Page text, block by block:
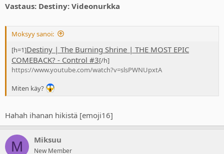
Vastaus: Destiny: Videonurkka
Moksyy sanoi:
[h=1]Destiny | The Burning Shrine | THE MOST EPIC
COMEBACK? - Control #3[/h]
https://www.youtube.com/watch?v=slsPWNUpxtA
Miten käy?
Hahah ihanan hikistä [emoji16]
M Miksuu
New Member